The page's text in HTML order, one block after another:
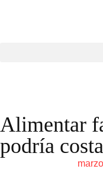
Alimentar
podría